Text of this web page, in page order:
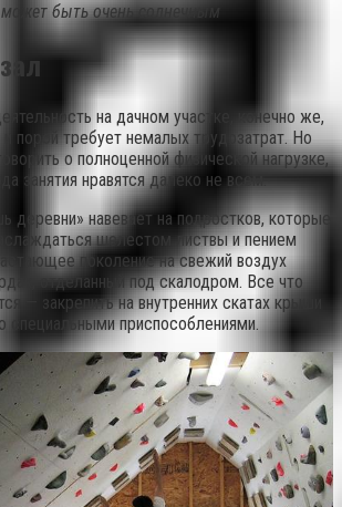
может быть очень солнечным
на дачном участке, конечно же,
порой требует немалых трудозатрат. Но
о полноценной физической нагрузке,
занятия нравятся далеко не всем.
деревни» навевает на подростков, которые
шелестом листвы и пением
поколение на свежий воздух
отделанный под скалодром. Все что
— закрепить на внутренних скатах крыши
специальными приспособлениями.